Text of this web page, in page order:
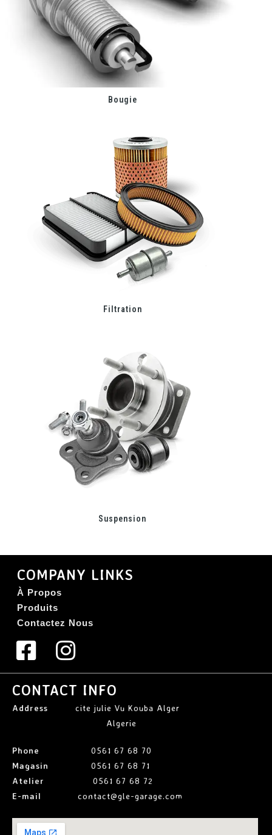
Bougie
Filtration
Suspension
COMPANY LINKS
À Propos
Produits
Contactez Nous
CONTACT INFO
Address cite julie Vu Kouba Alger
Algerie
Phone
0561 67 68 70
Magasin
0561 67 68 71
Atelier
0561 67 68 72
E-mail
contact@gle-garage.com